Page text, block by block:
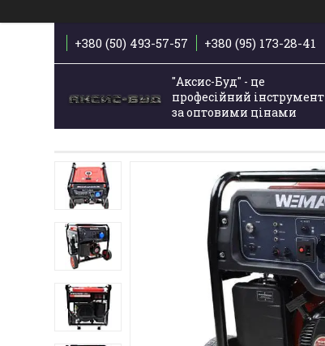
+380 (50) 493-57-57 +380 (95) 173-28-41
"Аксис-Буд" - це
професійний інструмент
за оптовими цінами